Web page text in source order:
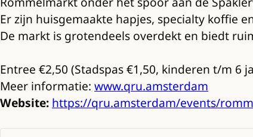
Er zijn huisgemaakte hapjes, specialty koffie
De markt is grotendeels overdekt en biedt
Entree €2,50 (Stadspas €1,50, kinderen t/m 6
Meer informatie: www.qru.amsterdam
Website: https://qru.amsterdam/events/